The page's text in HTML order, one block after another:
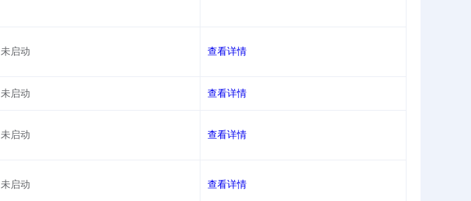
未启动 查看详情
未启动 查看详情
未启动 查看详情
未启动 查看详情